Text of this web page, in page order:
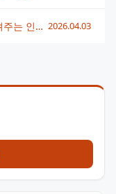
사실혼소송, 강남이혼전문변호사가 알려주는 인정 기준과 대응법 2026.04.03